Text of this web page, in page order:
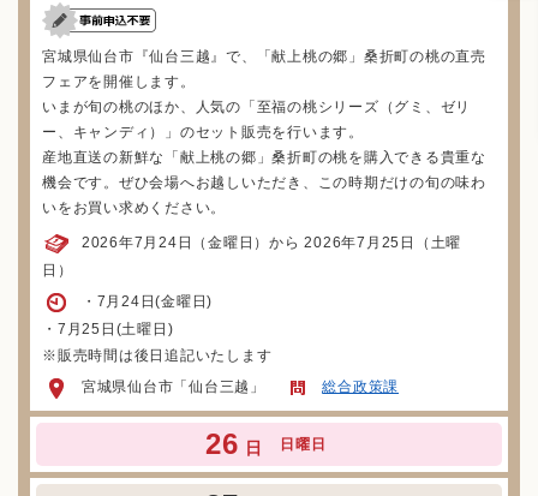
宮城県仙台市『仙台三越』で、「献上桃の郷」桑折町の桃の直売
フェアを開催します。
いまが旬の桃のほか、人気の「至福の桃シリーズ（グミ、ゼリ
ー、キャンディ）」のセット販売を行います。
産地直送の新鮮な「献上桃の郷」桑折町の桃を購入できる貴重な
機会です。ぜひ会場へお越しいただき、この時期だけの旬の味わ
いをお買い求めください。
2026年7月24日（金曜日）から 2026年7月25日（土曜
日）
・7月24日(金曜日)
・7月25日(土曜日)
※販売時間は後日追記いたします
宮城県仙台市「仙台三越」
総合政策課
26 日 日曜日